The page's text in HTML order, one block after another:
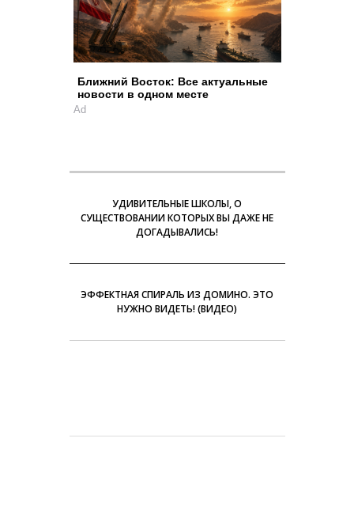
Ближний Восток: Все актуальные
новости в одном месте
Ad
УДИВИТЕЛЬНЫЕ ШКОЛЫ, О
СУЩЕСТВОВАНИИ КОТОРЫХ ВЫ ДАЖЕ НЕ
ДОГАДЫВАЛИСЬ!
ЭФФЕКТНАЯ СПИРАЛЬ ИЗ ДОМИНО. ЭТО
НУЖНО ВИДЕТЬ! (ВИДЕО)